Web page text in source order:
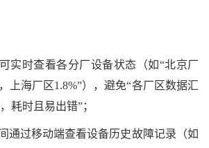
实时查看各分厂设备状态（如“北京厂
上海厂区1.8%”），避免“各厂区数据汇
耗时且易出错”；
通过移动端查看设备历史故障记录（如